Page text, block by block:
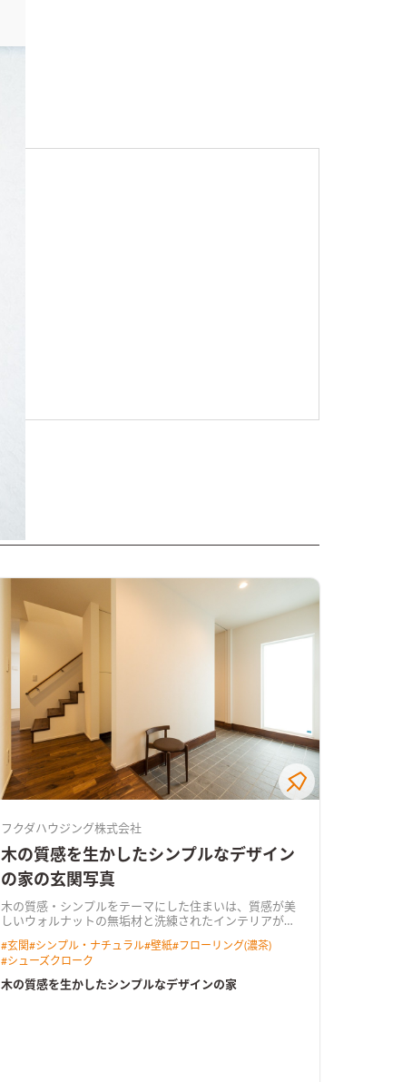
フクダハウジング株式会社
木の質感を生かしたシンプルなデザイン
の家の玄関写真
木の質感・シンプルをテーマにした住まいは、質感が美
しいウォルナットの無垢材と洗練されたインテリアが魅
配天井と広々としたバルコニーと繋げることでより開放
的な空間になりました。デザイン性に優れたこだわりの
キッチンが印象的で、空間を引き立てるひとつのインテ
#玄関#シンプル・ナチュラル#壁紙# フローリング(濃茶)
#シューズクローク
木の質感を生かしたシンプルなデザインの家